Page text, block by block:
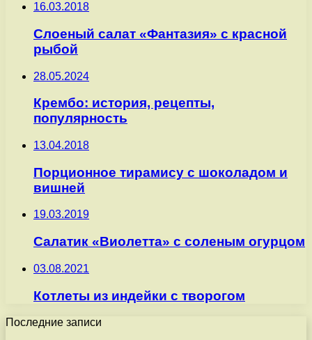
16.03.2018
Слоеный салат «Фантазия» с красной
рыбой
28.05.2024
Крембо: история, рецепты,
популярность
13.04.2018
Порционное тирамису с шоколадом и
вишней
19.03.2019
Салатик «Виолетта» с соленым огурцом
03.08.2021
Котлеты из индейки с творогом
Последние записи